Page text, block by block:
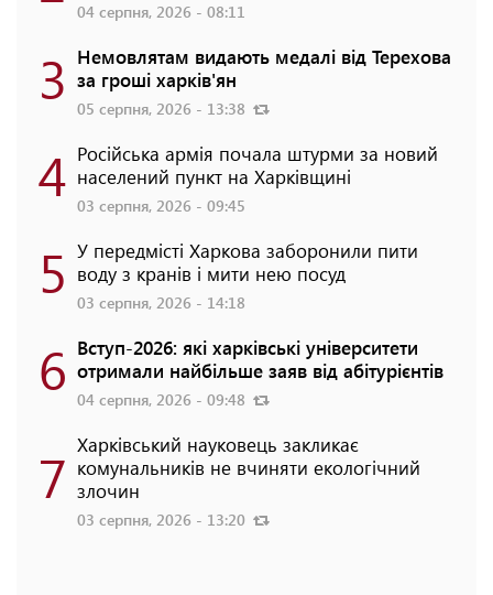
04 серпня, 2026 - 08:11
3 Немовлятам видають медалі від Терехова
за гроші харків'ян
05 серпня, 2026 - 13:38
4 Російська армія почала штурми за новий
населений пункт на Харківщині
03 серпня, 2026 - 09:45
5 У передмісті Харкова заборонили пити
воду з кранів і мити нею посуд
03 серпня, 2026 - 14:18
6 Вступ-2026: які харківські університети
отримали найбільше заяв від абітурієнтів
04 серпня, 2026 - 09:48
7 Харківський науковець закликає
комунальників не вчиняти екологічний
злочин
03 серпня, 2026 - 13:20